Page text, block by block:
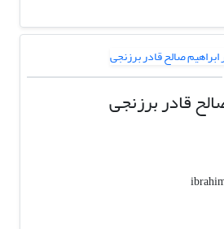
قادر برزنجی